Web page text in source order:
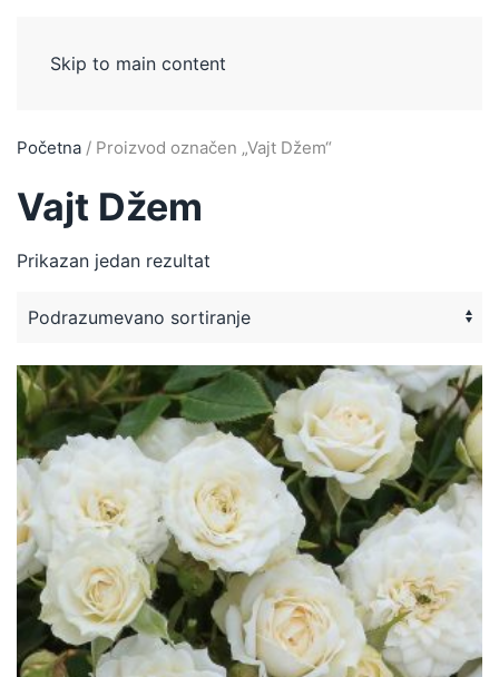
Skip to main content
Početna / Proizvod označen „Vajt Džem“
Vajt Džem
Prikazan jedan rezultat